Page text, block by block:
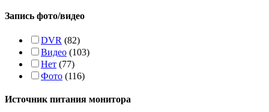
Запись фото/видео
DVR (82)
Видео (103)
Нет (77)
Фото (116)
Источник питания монитора